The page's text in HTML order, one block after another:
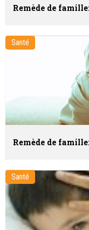
Remède de
Santé
Remède de
Santé